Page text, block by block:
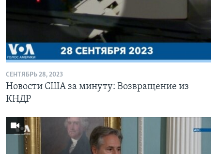
СЕНТЯБРЬ 28, 2023
Новости США за минуту: Возвращение из
КНДР